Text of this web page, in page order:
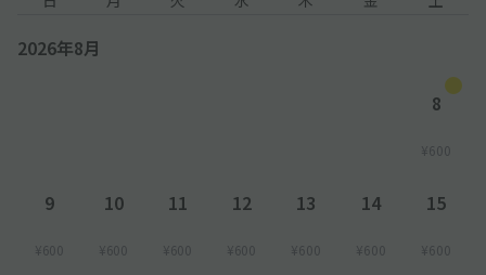
2026年8月
8
¥600
9
¥600
10
¥600
11
¥600
12
¥600
13
¥600
14
¥600
15
¥600